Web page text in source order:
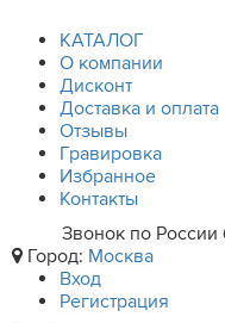
КАТАЛОГ
О компании
Дисконт
Доставка и оплата
Отзывы
Гравировка
Избранное
Контакты
Звонок по России
Город: Москва
Вход
Регистрация